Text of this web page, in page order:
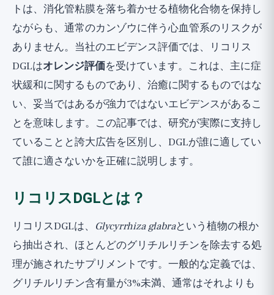
トは、消化管粘膜を落ち着かせる植物化合物を保持し
ながらも、通常のカンゾウに伴う心血管系のリスクが
ありません。当社のエビデンス評価では、リコリス
DGLはオレンジ評価を受けています。これは、主に症
状緩和に関するものであり、治癒に関するものではな
い、妥当ではあるが強力ではないエビデンスがあるこ
とを意味します。この記事では、研究が実際に支持し
ていることと誇大広告を区別し、DGLが誰に適してい
て誰に適さないかを正確に説明します。
リコリスDGLとは？
リコリスDGLは、 Glycyrrhiza glabraという植物の根か
ら抽出され、ほとんどのグリチルリチンを除去する処
理が施されたサプリメントです。一般的な定義では、
グリチルリチン含有量が3%未満、通常はそれよりも